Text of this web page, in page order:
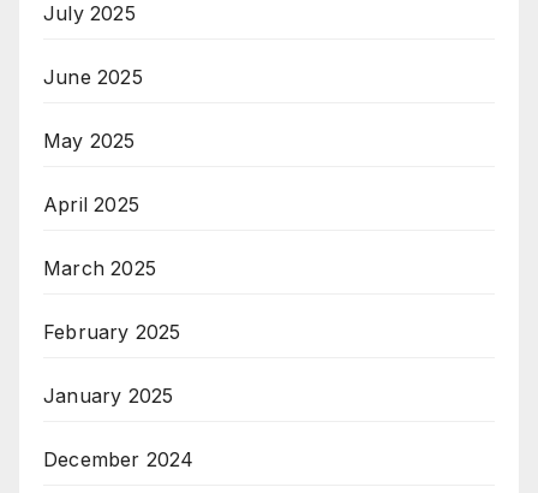
July 2025
June 2025
May 2025
April 2025
March 2025
February 2025
January 2025
December 2024